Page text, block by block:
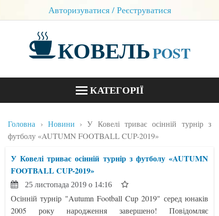
Авторизуватися / Реєструватися
КОВЕЛЬPOST
КАТЕГОРІЇ
БЛОГИ
КОНТАКТИ
Головна Новини
У Ковелі триває осінній турнір з
футболу «AUTUMN FOOTBALL CUP-2019»
У Ковелі триває осінній турнір з футболу «AUTUMN
FOOTBALL CUP-2019»
25 листопада 2019 о 14:16
Осінній турнір "Autumn Football Cup 2019" серед юнаків
2005 року народження завершено! Повідомляє